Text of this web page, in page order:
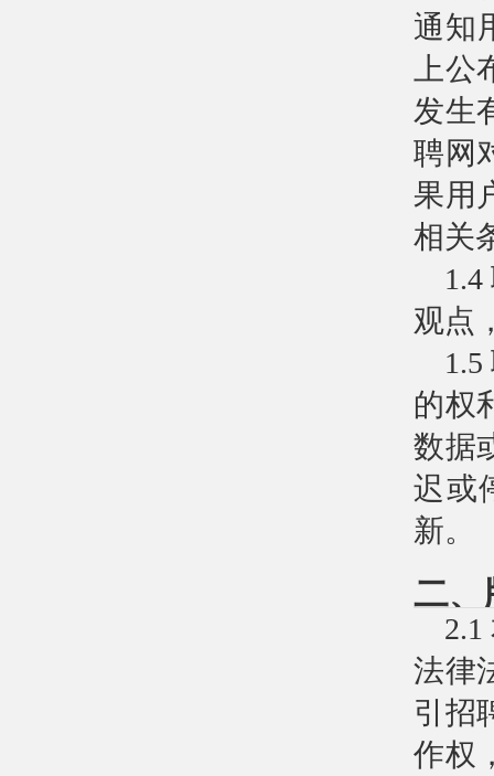
通知
上
发生
聘网
果用
相关
观点
的权
数据
迟或
新。
二、
法律
引招
作权